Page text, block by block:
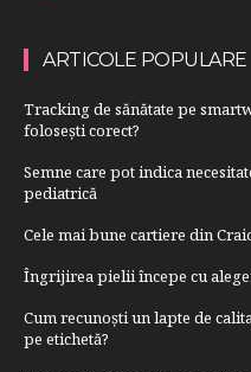
ARTICOLE POPULARE
Tracking de sănătate pe
folosești corect?
Semne care pot indica
pediatrică
Cele mai bune cartiere din
Îngrijirea pielii începe cu
Cum recunoști un lapte de
pe etichetă?